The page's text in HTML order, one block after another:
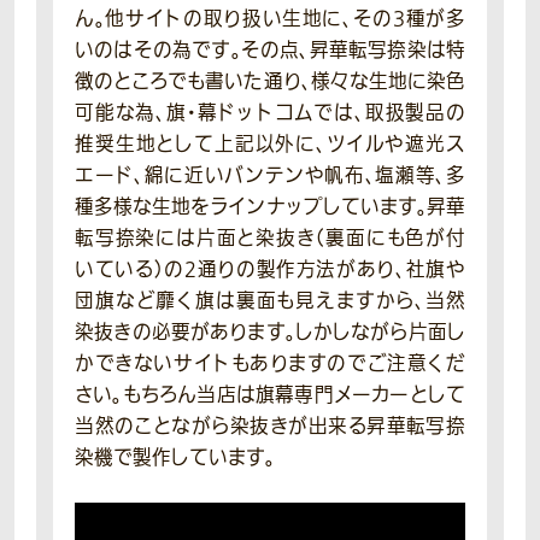
ん。他サイトの取り扱い生地に、その3種が多
いのはその為です。その点、昇華転写捺染は特
徴のところでも書いた通り、様々な生地に染色
可能な為、旗・幕ドットコムでは、取扱製品の
推奨生地として上記以外に、ツイルや遮光ス
エード、綿に近いバンテンや帆布、塩瀬等、多
種多様な生地をラインナップしています。昇華
転写捺染には片面と染抜き（裏面にも色が付
いている）の2通りの製作方法があり、社旗や
団旗など靡く旗は裏面も見えますから、当然
染抜きの必要があります。しかしながら片面し
かできないサイトもありますのでご注意くだ
さい。もちろん当店は旗幕専門メーカーとして
当然のことながら染抜きが出来る昇華転写捺
染機で製作しています。